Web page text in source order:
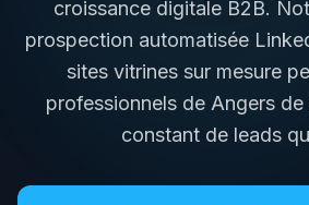
croissance digitale B2B.
prospection automatisée
sites vitrines sur mesure
professionnels de Angers de
constant de leads